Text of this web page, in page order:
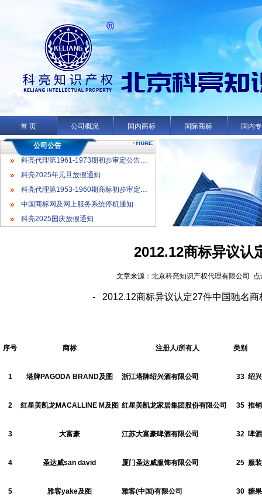
首 页 公司概况 国内商标 国际商标 国内
公司公告
科亮代理第1953-1960期商标初步审定公告名录
中国商标网及网上服务系统停机通知
科亮2025国庆放假通知
科亮代理第1961-1973期初步审定公告名录
科亮2025年元旦放假通知
科亮代理第1953-1960期商标初步审定公告名录
中国商标网及网上服务系统停机通知
科亮2025国庆放假通知
2012.12商标异议认
文章来源：北京科亮知识产权代理有限公司
- 2012.12商标异议认定27件中国驰名商
序号 商标 注册人/所有人 类别
1 塔牌PAGODA BRAND及图 浙江塔牌绍兴酒有限公司 33 绍
2 红星美凯龙MACALLINE M及图 红星美凯龙家居集团股份有限公司 35 推
3 大富豪 江苏大富豪啤酒有限公司 32 啤酒
4 圣达威san david 厦门圣达威服饰有限公司 25 服装
5 雅客yake及图 雅客(中国)有限公司 30 糖